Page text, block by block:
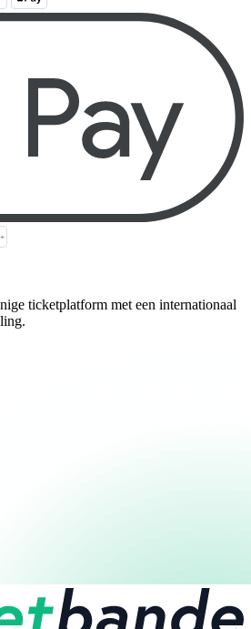
ticketplatform met een internationaal